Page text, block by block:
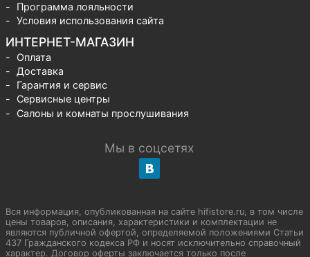
Программа лояльности
Условия использования сайта
ИНТЕРНЕТ-МАГАЗИН
Оплата
Доставка
Гарантия и сервис
Сервисные центры
Салоны и комнаты прослушивания
Мы в соцсетях
Вся информация, опубликованная на сайте hifistore.ru, в том числе
цены товаров, описания, характеристики и комплектации не
являются публичной офертой, определяемой положениями Статьи
437 Гражданского кодекса РФ и носят исключительно справочный
характер. Договор оферты заключается только после